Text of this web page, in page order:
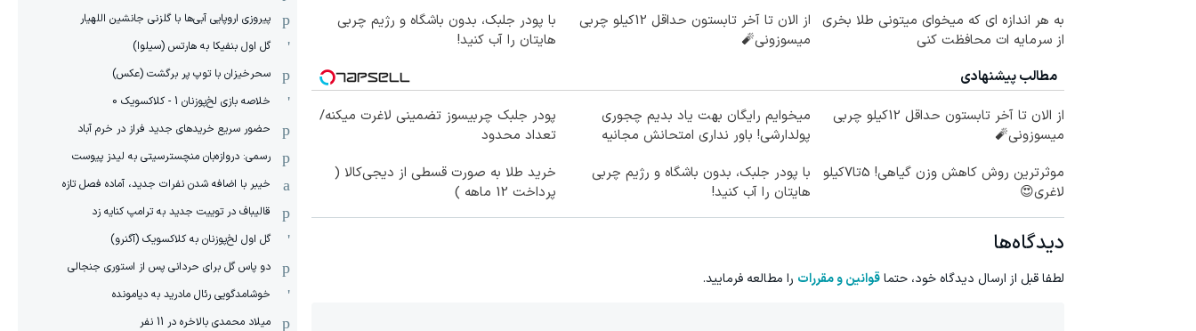
به هر اندازه ای که میخوای میتونی طلا بخری
از سرمایه ات محافظت کنی
از الان تا آخر تابستون حداقل 12کیلو چربی
میسوزونی🧨
با پودر جلبک، بدون باشگاه و رژیم چربی
هایتان را آب کنید!
مطالب پیشنهادی
از الان تا آخر تابستون حداقل 12کیلو چربی
میسوزونی🧨
میخوایم رایگان بهت یاد بدیم چجوری
پولدارشی! باور نداری امتحانش مجانیه
پودر جلبک چربیسوز تضمینی لاغرت میکنه/
تعداد محدود
موثرترین روش کاهش وزن گیاهی! 5تا۷کیلو
لاغری😍
با پودر جلبک، بدون باشگاه و رژیم چربی
هایتان را آب کنید!
خرید طلا به صورت قسطی از دیجی‌کالا (
پرداخت 12 ماهه )
دیدگاه‌ها
لطفا قبل از ارسال دیدگاه خود، حتماقوانین و مقررات را مطالعه فرمایید.
پیروزی اروپایی آبی‌ها با گلزنی جانشین اللهیار
گل اول بنفیکا به هارتس (سیلوا)
سحرخیزان با توپ پر برگشت (عکس)
خلاصه بازی لخ‌پوزنان 1 - کلاکسویک 0
حضور سریع خریدهای جدید فراز در خرم آباد
رسمی: دروازه‌بان منچسترسیتی به لیدز پیوست
خیبر با اضافه شدن نفرات جدید، آماده فصل تازه
قالیباف در توییت جدید به ترامپ کنایه زد
گل اول لخ‌پوزنان به کلاکسویک (آگنرو)
دو پاس گل برای حردانی پس از استوری جنجالی
خوشامدگویی رئال مادرید به دیامونده
میلاد محمدی بالاخره در 11 نفر